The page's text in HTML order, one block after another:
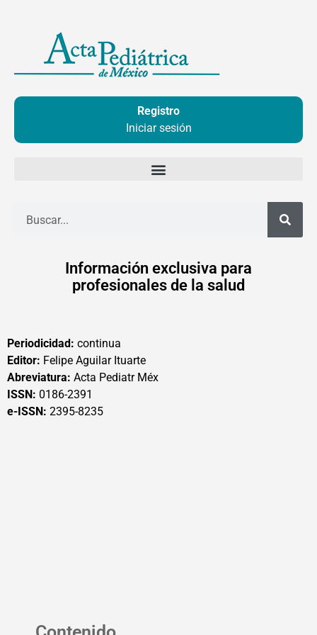
contenido
Registro
Iniciar sesión
Información exclusiva para
profesionales de la salud
Periodicidad: continua
Editor: Felipe Aguilar Ituarte
Abreviatura: Acta Pediatr Méx
ISSN: 0186-2391
e-ISSN: 2395-8235